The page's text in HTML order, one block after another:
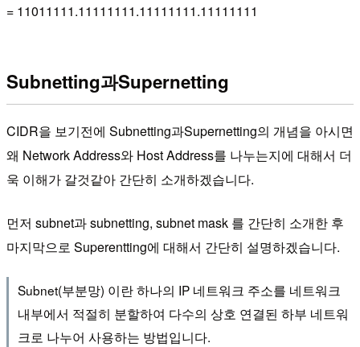
= 11011111.11111111.11111111.11111111
Subnetting과Supernetting
CIDR을 보기전에 Subnetting과Supernetting의 개념을 아시면
왜 Network Address와 Host Address를 나누는지에 대해서 더
욱 이해가 갈것같아 간단히 소개하겠습니다.
먼저 subnet과 subnetting, subnet mask 를 간단히 소개한 후
마지막으로 Superentting에 대해서 간단히 설명하겠습니다.
Subnet(부분망) 이란 하나의 IP 네트워크 주소를 네트워크
내부에서 적절히 분할하여 다수의 상호 연결된 하부 네트워
크로 나누어 사용하는 방법입니다.